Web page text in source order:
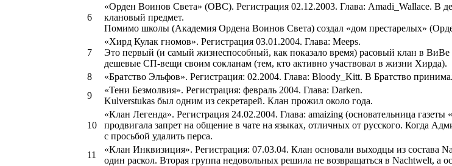
6
«Орден Воинов Света» (ОВС). Регистрация 02.12.2003. Глава: Amadi_Wallace. В
клановый предмет.
Помимо школы (Академия Ордена Воинов Света) создал «дом престарелых»
7
«Хирд Кулак гномов». Регистрация 03.01.2004. Глава: Meeps.
Это первый (и самый жизнеспособный, как показало время) расовый клан в ВиВе
дешевые СП-вещи своим сокланам (тем, кто активно участвовал в жизни Хирда).
8
«Братство Эльфов». Регистрация: 02.2004. Глава: Bloody_Kitt. В Братство
9
«Тени Безмолвия». Регистрация: февраль 2004. Глава: Darken.
Kulverstukas был одним из секретарей. Клан прожил около года.
10
«Клан Легенда». Регистрация 24.02.2004. Глава: amaizing (основательница
продвигала запрет на общение в чате на языках, отличных от русского. Когда
с просьбой удалить перса.
11
«Клан Инквизиция». Регистрация: 07.03.04. Клан основали выходцы из состава
один раскол. Вторая группа недовольных решила не возвращаться в Nachtwelt, а